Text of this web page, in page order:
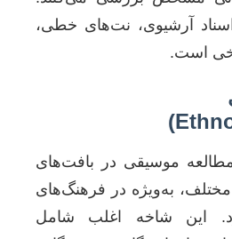
آرشیوی، نت‌های خطی،
است.
مطالعه موسیقی در بافت‌های
به‌ویژه در فرهنگ‌های
این شاخه اغلب شامل